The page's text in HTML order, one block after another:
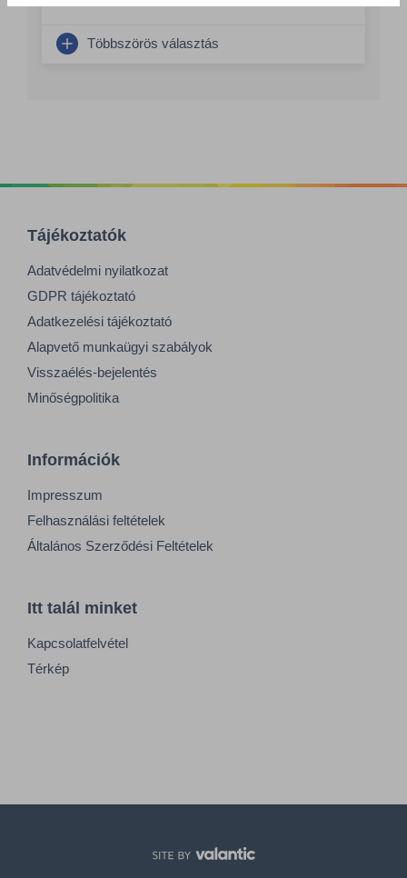
Többszörös választás
Tájékoztatók
Adatvédelmi nyilatkozat
GDPR tájékoztató
Adatkezelési tájékoztató
Alapvető munkaügyi szabályok
Visszaélés-bejelentés
Minőségpolitika
Információk
Impresszum
Felhasználási feltételek
Általános Szerződési Feltételek
Itt talál minket
Kapcsolatfelvétel
Térkép